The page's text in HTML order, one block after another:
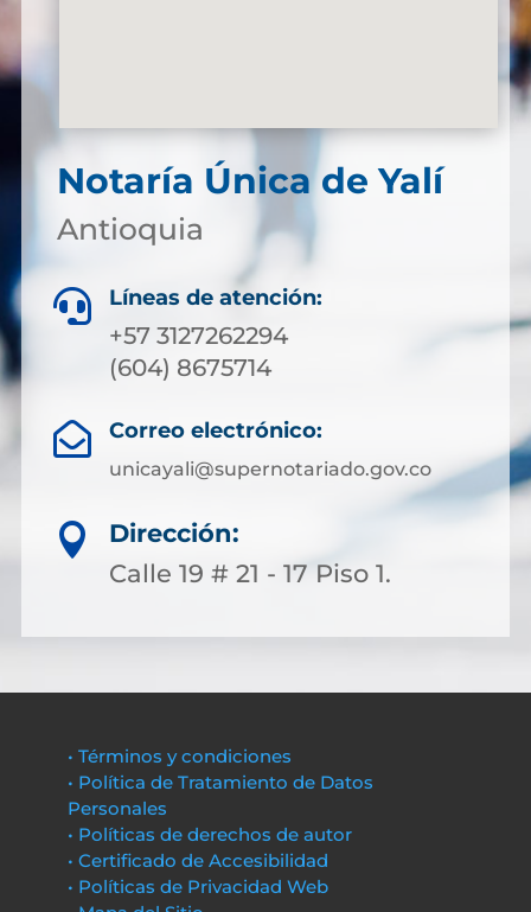
Notaría Única de Yalí
Antioquia
 Líneas de atención:
+57 3127262294
(604) 8675714
 Correo electrónico:
unicayali@supernotariado.gov.co

Dirección:
Calle 19 # 21 - 17 Piso 1.
• Términos y condiciones
• Política de Tratamiento de Datos
Personales
• Políticas de derechos de autor
• Certificado de Accesibilidad
• Políticas de Privacidad Web